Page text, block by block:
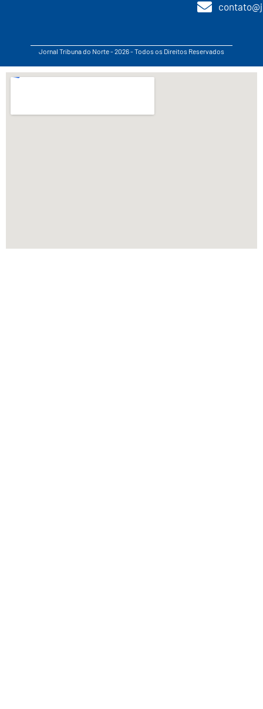
Jornal Tribuna do Norte - 2026 - Todos os Direitos Reservados